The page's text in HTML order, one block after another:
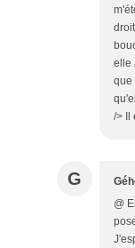
elle
que
/> Il
G
@